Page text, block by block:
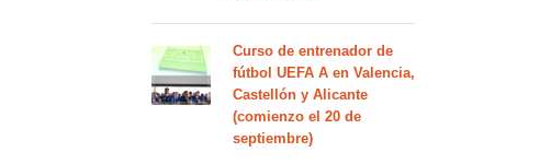
Curso de entrenador de
fútbol UEFA A en Valencia,
Castellón y Alicante
(comienzo el 20 de
septiembre)